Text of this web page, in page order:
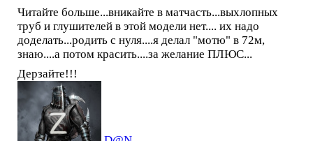
Читайте больше...вникайте в матчасть...выхлопных
труб и глушителей в этой модели нет.... их надо
доделать...родить с нуля....я делал "мотю" в 72м,
знаю....а потом красить....за желание ПЛЮС...
Дерзайте!!!